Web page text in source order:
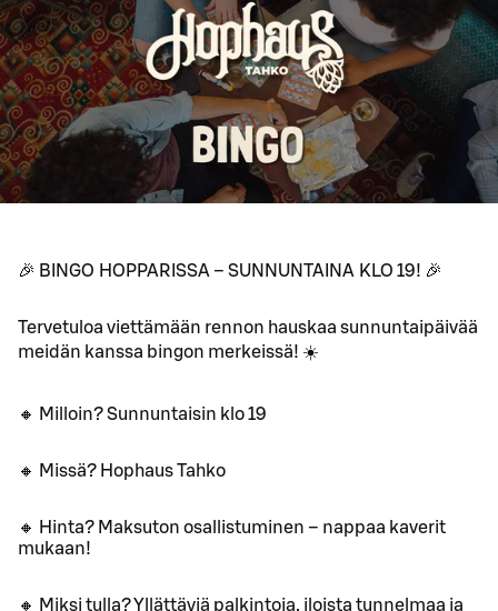
🎉 BINGO HOPPARISSA – SUNNUNTAINA KLO 19! 🎉
Tervetuloa viettämään rennon hauskaa sunnuntaipäivää
meidän kanssa bingon merkeissä! ☀️
🔸 Milloin? Sunnuntaisin klo 19
🔸 Missä? Hophaus Tahko
🔸 Hinta? Maksuton osallistuminen – nappaa kaverit
mukaan!
🔸 Miksi tulla? Yllättäviä palkintoja, iloista tunnelmaa ja